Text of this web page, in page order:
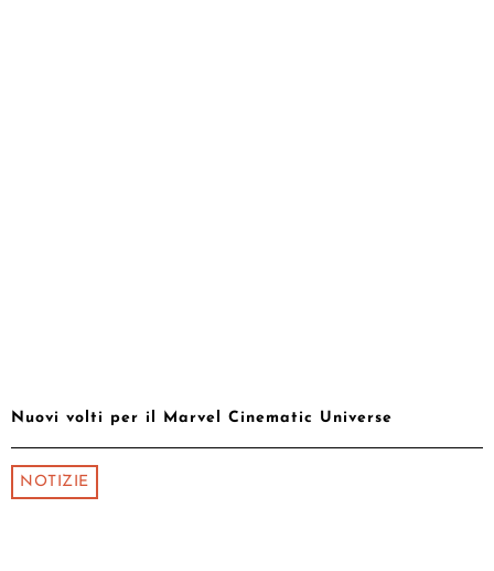
Nuovi volti per il Marvel Cinematic Universe
NOTIZIE